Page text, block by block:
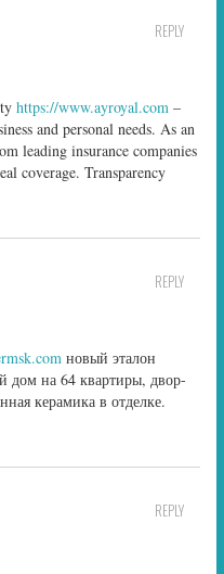
REPLY
https://www.ayroyal.com –
and personal needs. As an
leading insurance companies
coverage. Transparency
REPLY
новый эталон
дом на 64 квартиры, двор-
керамика в отделке.
REPLY